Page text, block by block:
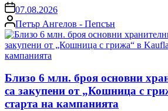
on07.08.2026
Posted
by
Петър Ангелов - Пепсън
Близо 6 млн. броя основни
са закупени от „Кошница с
старта на кампанията